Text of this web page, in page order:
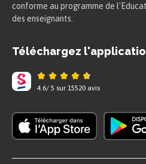
conforme au programme de
des enseignants.
Téléchargez
4.6/ 5 sur 15520 avis